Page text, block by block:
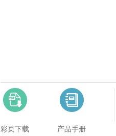
彩页下载 产品手册